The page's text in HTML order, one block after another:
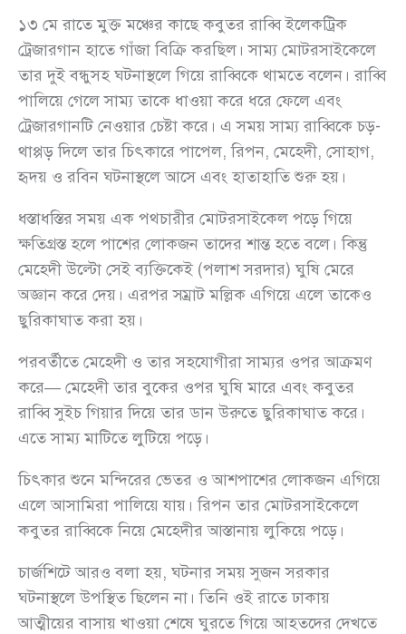
১৩ মে রাতে মুক্ত মঞ্চের কাছে কবুতর রাব্বি ইলেকট্রিক
ট্রেজারগান হাতে গাঁজা বিক্রি করছিল। সাম্য মোটরসাইকেলে
তার দুই বন্ধুসহ ঘটনাস্থলে গিয়ে রাব্বিকে থামতে বলেন। রাব্বি
পালিয়ে গেলে সাম্য তাকে ধাওয়া করে ধরে ফেলে এবং
ট্রেজারগানটি নেওয়ার চেষ্টা করে। এ সময় সাম্য রাব্বিকে চড়-
থাপ্পড় দিলে তার চিৎকারে পাপেল, রিপন, মেহেদী, সোহাগ,
হৃদয় ও রবিন ঘটনাস্থলে আসে এবং হাতাহাতি শুরু হয়।
ধস্তাধস্তির সময় এক পথচারীর মোটরসাইকেল পড়ে গিয়ে
ক্ষতিগ্রস্ত হলে পাশের লোকজন তাদের শান্ত হতে বলে। কিন্তু
মেহেদী উল্টো সেই ব্যক্তিকেই (পলাশ সরদার) ঘুষি মেরে
অজ্ঞান করে দেয়। এরপর সম্রাট মল্লিক এগিয়ে এলে তাকেও
ছুরিকাঘাত করা হয়।
পরবর্তীতে মেহেদী ও তার সহযোগীরা সাম্যর ওপর আক্রমণ
করে— মেহেদী তার বুকের ওপর ঘুষি মারে এবং কবুতর
রাব্বি সুইচ গিয়ার দিয়ে তার ডান উরুতে ছুরিকাঘাত করে।
এতে সাম্য মাটিতে লুটিয়ে পড়ে।
চিৎকার শুনে মন্দিরের ভেতর ও আশপাশের লোকজন এগিয়ে
এলে আসামিরা পালিয়ে যায়। রিপন তার মোটরসাইকেলে
কবুতর রাব্বিকে নিয়ে মেহেদীর আস্তানায় লুকিয়ে পড়ে।
চার্জশিটে আরও বলা হয়, ঘটনার সময় সুজন সরকার
ঘটনাস্থলে উপস্থিত ছিলেন না। তিনি ওই রাতে ঢাকায়
আত্মীয়ের বাসায় খাওয়া শেষে ঘুরতে গিয়ে আহতদের দেখতে